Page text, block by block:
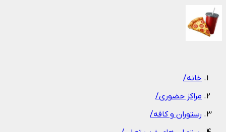
خانه/
مراکز حضوری/
رستوران و کافه/